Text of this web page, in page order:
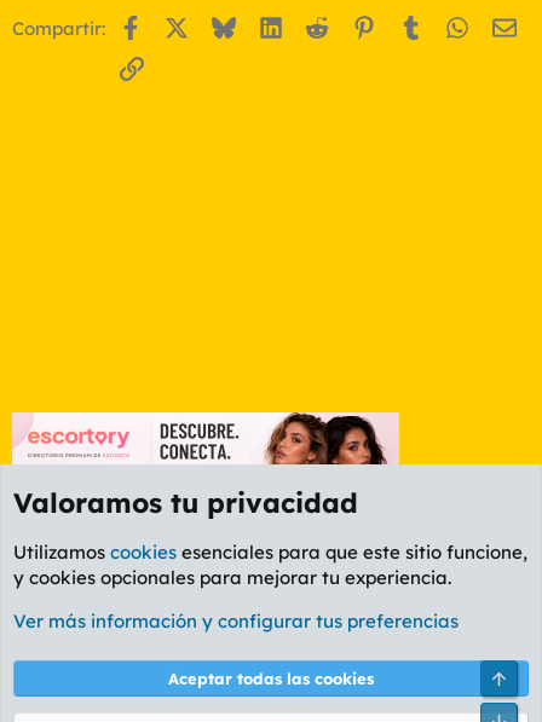
Compartir: Facebook BlueskyLinkedIn
Reddit Pinterest
Tumblr
Enlace
Foro General
Cookies
PL OLDSTYLE AMARILLO
Términos y reglas Política de privacidad Ayuda
Valoramos tu privacidad
Utilizamos cookies esenciales para que este sitio funcione,
y cookies opcionales para mejorar tu experiencia.
Ver más información y configurar tus preferencias
Aceptar todas las cookies